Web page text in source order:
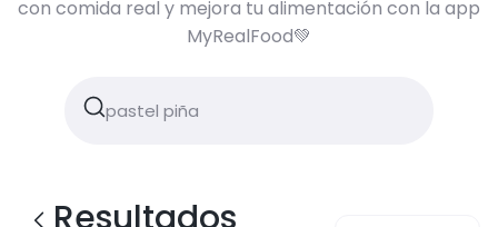
con comida real y mejora tu alimentación con la app
MyRealFood💚